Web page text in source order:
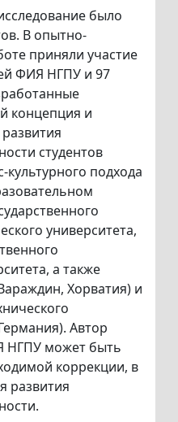
было
В опытно-
приняли участие
ФИЯ НГПУ и 97
концепция и
студентов
культурного подхода
университета,
а также
Хорватия) и
Автор
НГПУ может быть
коррекции, в
развития